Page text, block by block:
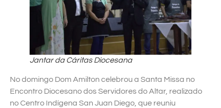
Jantar da Cáritas Diocesana
No domingo Dom Amilton celebrou a Santa Missa no
Encontro Diocesano dos Servidores do Altar, realizado
no Centro Indígena San Juan Diego, que reuniu